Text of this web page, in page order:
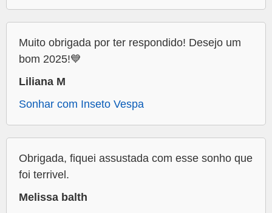
Muito obrigada por ter respondido! Desejo um
bom 2025!💙
Liliana M
Sonhar com Inseto Vespa
Obrigada, fiquei assustada com esse sonho que
foi terrivel.
Melissa balth